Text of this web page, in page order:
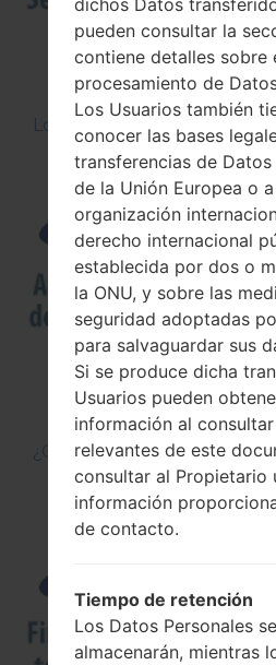
Los 5 principales Códigos
¿Cómo Activar las
Depuración USB
dichos Datos
pueden consultar la
contiene detalles sobre
procesamiento de
Los Usuarios también
conocer las bases
transferencias de
de la Unión Europea o
organización
derecho internacional
establecida por dos o
la ONU, y sobre las
seguridad adoptadas
para salvaguardar sus
Si se produce dicha
Usuarios pueden
información al
relevantes de este
consultar al Propietario
información
de contacto.
Tiempo de retención
Los Datos Personales
almacenarán, mientras